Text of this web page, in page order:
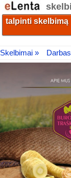
talpinti skelbimą
Skelbimai »